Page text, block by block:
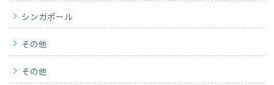
シンガポール
その他
その他